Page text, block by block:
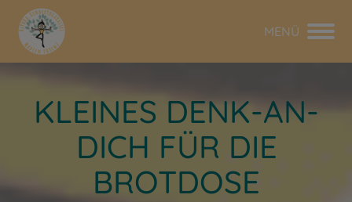
MENÜ
KLEINES DENK-AN-
DICH FÜR DIE
BROTDOSE